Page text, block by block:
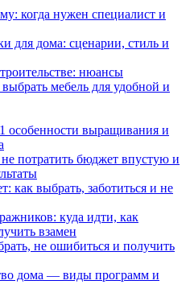
когда нужен специалист и
для дома: сценарии, стиль и
нюансы
мебель для удобной и
особенности выращивания и
потратить бюджет впустую и
как выбрать, заботиться и не
куда идти, как
взамен
не ошибиться и получить
дома — виды программ и